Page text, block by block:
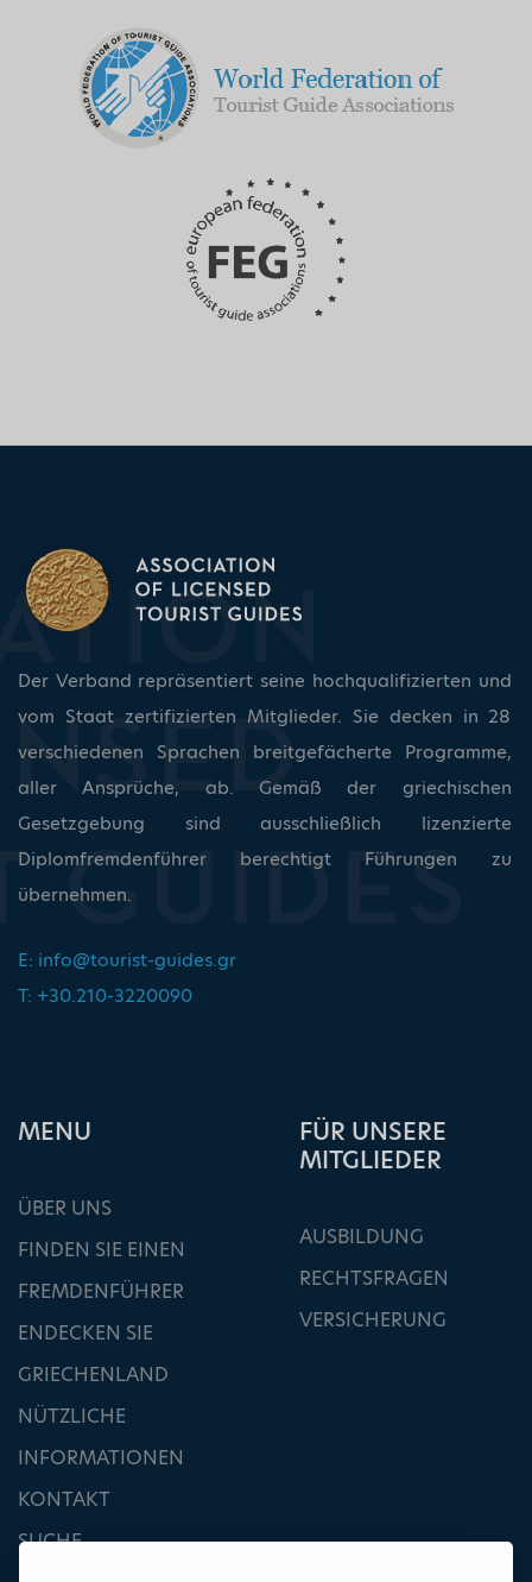
Der Verband repräsentiert seine hochqualifizierten und
vom Staat zertifizierten Mitglieder. Sie decken in 28
verschiedenen Sprachen breitgefächerte Programme,
aller Ansprüche, ab. Gemäß der griechischen
Gesetzgebung sind ausschließlich lizenzierte
Diplomfremdenführer berechtigt Führungen zu
übernehmen.
E: info@tourist-guides.gr
T: +30.210-3220090
ΜΕΝU
ÜBER UNS
FINDEN SIE EINEN
FREMDENFÜHRER
ENDECKEN SIE
GRIECHENLAND
NÜTZLICHE
INFORMATIONEN
KONTAKT
SUCHE
FÜR UNSERE
MITGLIEDER
AUSBILDUNG
RECHTSFRAGEN
VERSICHERUNG